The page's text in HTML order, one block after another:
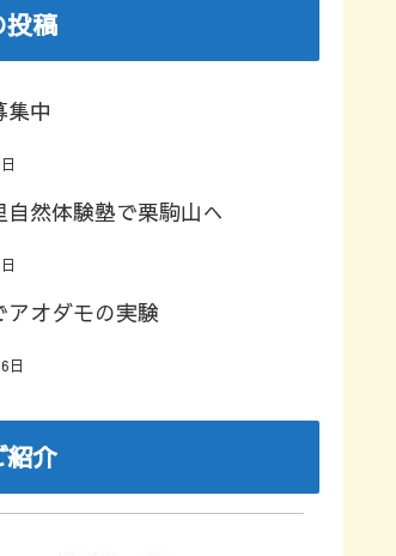
投稿
集中
自然体験塾で栗駒山へ
アオダモの実験
日
紹介